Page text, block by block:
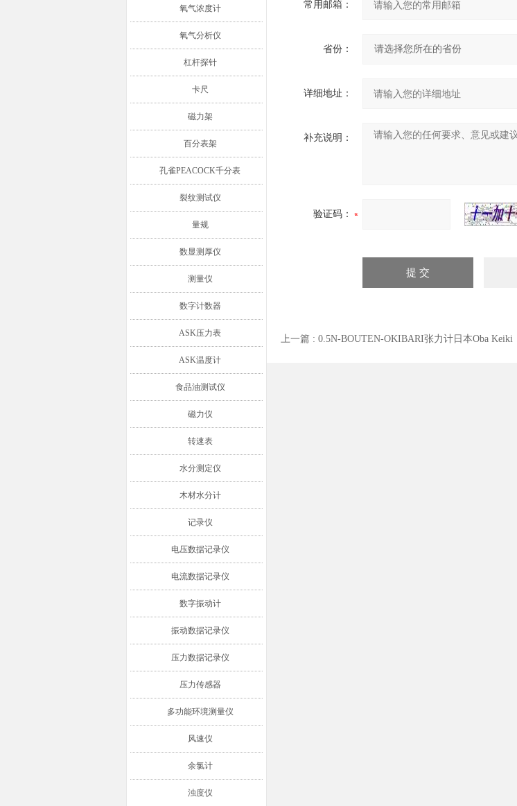
氧气浓度计
氧气分析仪
杠杆探针
卡尺
磁力架
百分表架
孔雀PEACOCK千分表
裂纹测试仪
量规
数显测厚仪
测量仪
数字计数器
ASK压力表
ASK温度计
食品油测试仪
磁力仪
转速表
水分测定仪
木材水分计
记录仪
电压数据记录仪
电流数据记录仪
数字振动计
振动数据记录仪
压力数据记录仪
压力传感器
多功能环境测量仪
风速仪
余氯计
浊度仪
常用邮箱：
省份：
详细地址：
补充说明：
验证码：
上一篇 : 0.5N-BOUTEN-OKIBARI张力计日本Oba Keiki